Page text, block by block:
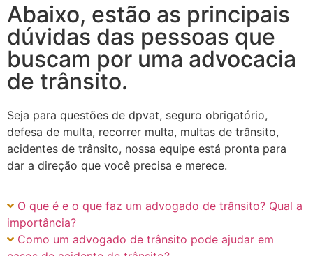
Abaixo, estão as principais
dúvidas das pessoas que
buscam por uma advocacia
de trânsito.
Seja para questões de dpvat, seguro obrigatório,
defesa de multa, recorrer multa, multas de trânsito,
acidentes de trânsito, nossa equipe está pronta para
dar a direção que você precisa e merece.
O que é e o que faz um advogado de trânsito? Qual a
importância?
Como um advogado de trânsito pode ajudar em